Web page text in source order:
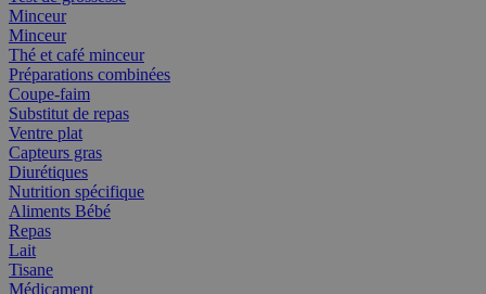
Minceur
Minceur
Thé et café minceur
Préparations combinées
Coupe-faim
Substitut de repas
Ventre plat
Capteurs gras
Diurétiques
Nutrition spécifique
Aliments Bébé
Repas
Lait
Tisane
Médicament